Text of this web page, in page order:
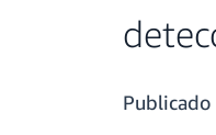
Publicado